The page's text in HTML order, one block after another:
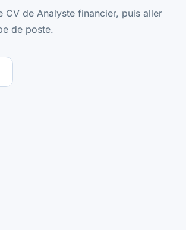
de Analyste financier, puis aller
de poste.